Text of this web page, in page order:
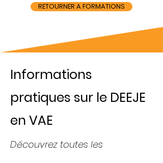
RETOURNER A FORMATIONS
Informations
pratiques sur le DEEJE
en VAE
Découvrez toutes les